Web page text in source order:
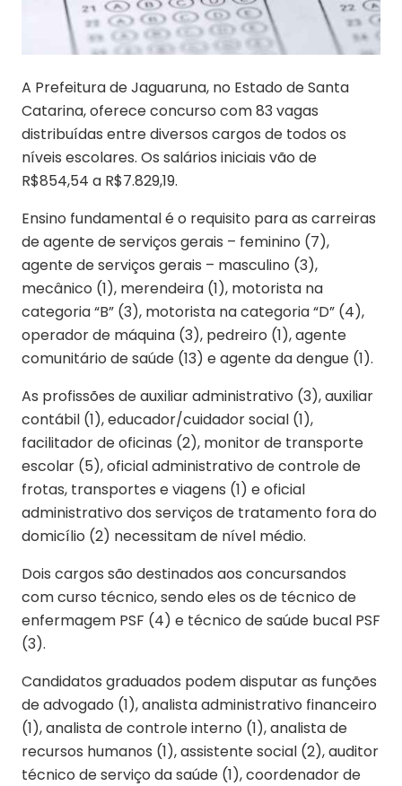
A Prefeitura de Jaguaruna, no Estado de Santa
Catarina, oferece concurso com 83 vagas
distribuídas entre diversos cargos de todos os
níveis escolares. Os salários iniciais vão de
R$854,54 a R$7.829,19.
Ensino fundamental é o requisito para as carreiras
de agente de serviços gerais – feminino (7),
agente de serviços gerais – masculino (3),
mecânico (1), merendeira (1), motorista na
categoria “B” (3), motorista na categoria “D” (4),
operador de máquina (3), pedreiro (1), agente
comunitário de saúde (13) e agente da dengue (1).
As profissões de auxiliar administrativo (3), auxiliar
contábil (1), educador/cuidador social (1),
facilitador de oficinas (2), monitor de transporte
escolar (5), oficial administrativo de controle de
frotas, transportes e viagens (1) e oficial
administrativo dos serviços de tratamento fora do
domicílio (2) necessitam de nível médio.
Dois cargos são destinados aos concursandos
com curso técnico, sendo eles os de técnico de
enfermagem PSF (4) e técnico de saúde bucal PSF
(3).
Candidatos graduados podem disputar as funções
de advogado (1), analista administrativo financeiro
(1), analista de controle interno (1), analista de
recursos humanos (1), assistente social (2), auditor
técnico de serviço da saúde (1), coordenador de